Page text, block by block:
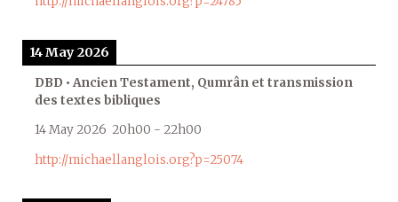
14 May 2026
DBD • Ancien Testament, Qumrân et transmission
des textes bibliques
14 May 2026 20h00 - 22h00
http://michaellanglois.org?p=25074